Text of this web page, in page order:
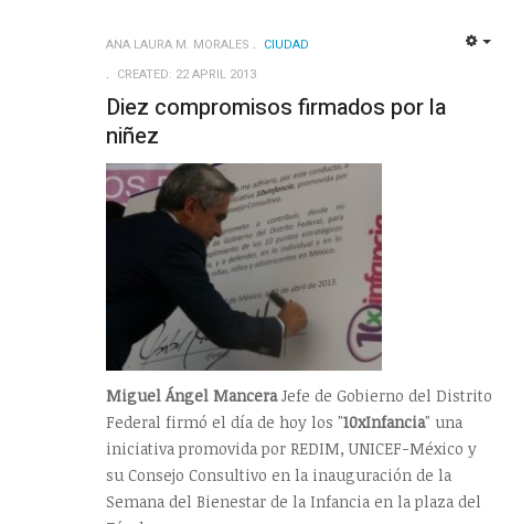
ANA LAURA M. MORALES
CIUDAD
CREATED: 22 APRIL 2013
Diez compromisos firmados por la
niñez
Miguel Ángel ManceraJefe de Gobierno del Distrito
Federal firmó el día de hoy los "10xInfancia" una
iniciativa promovida por REDIM, UNICEF-México y
su Consejo Consultivo en la inauguración de la
Semana del Bienestar de la Infancia en la plaza del